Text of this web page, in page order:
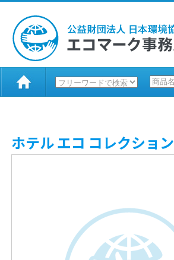
ホテル エコ コレクション